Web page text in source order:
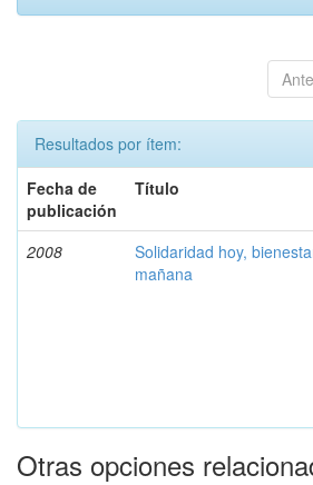
Resultados por ítem:
Fecha de
publicación
Título
2008
Solidaridad hoy,
mañana
Otras opciones